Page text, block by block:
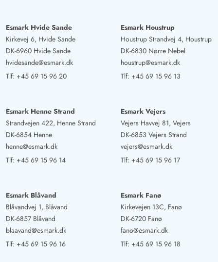
Esmark Hvide Sande
Kirkevej 6, Hvide Sande
DK-6960 Hvide Sande
hvidesande@esmark.dk
Tlf: +45 69 15 96 20
Esmark Houstrup
Houstrup Strandvej 4, Houstrup
DK-6830 Nørre Nebel
houstrup@esmark.dk
Tlf: +45 69 15 96 13
Esmark Henne Strand
Strandvejen 422, Henne Strand
DK-6854 Henne
henne@esmark.dk
Tlf: +45 69 15 96 14
Esmark Vejers
Vejers Havvej 81, Vejers
DK-6853 Vejers Strand
vejers@esmark.dk
Tlf: +45 69 15 96 17
Esmark Blåvand
Blåvandvej 1, Blåvand
DK-6857 Blåvand
blaavand@esmark.dk
Tlf: +45 69 15 96 16
Esmark Fanø
Kirkevejen 13C, Fanø
DK-6720 Fanø
fano@esmark.dk
Tlf: +45 69 15 96 18